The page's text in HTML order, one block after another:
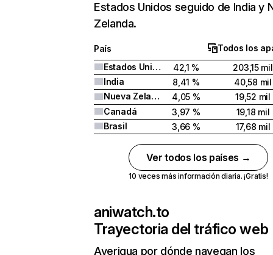
Estados Unidos seguido de India y
Zelanda.
País
Todos los
Estados Unidos
42,1 %
203,15 mil
India
8,41 %
40,58 mil
Nueva Zelanda
4,05 %
19,52 mil
Canadá
3,97 %
19,18 mil
Brasil
3,66 % 17,68 mil
Ver todos los países →
10 veces más información diaria. ¡Gratis!
aniwatch.to
Trayectoria del tráfico web
Averigua por dónde navegan los